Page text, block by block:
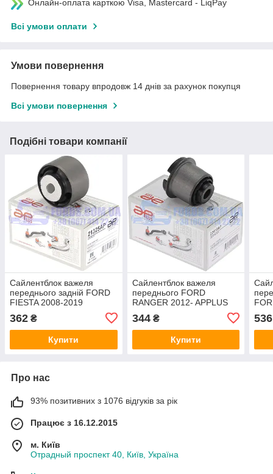
Онлайн-оплата карткою Visa, Mastercard - LiqPay
Всі умови оплати
Умови повернення
Повернення товару впродовж 14 днів за рахунок покупця
Всі умови повернення
Подібні товари компанії
Сайлентблок важеля
переднього задній FORD
FIESTA 2008-2019
362 ₴
Купити
Сайлентблок важеля
переднього FORD
RANGER 2012- APPLUS
344₴
Купити
536
Про нас
93% позитивних з 1076 відгуків за рік
Працює з 16.12.2015
м. Київ
Отрадный проспект 40, Київ, Україна